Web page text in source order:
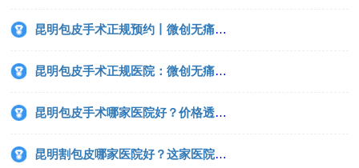
昆明包皮手术正规预约丨微创无痛丨三甲专家当天出院
昆明包皮手术正规医院：微创无痛收费透明专家亲诊
昆明包皮手术哪家医院好？价格透明+恢复快，真实案例曝光！
昆明割包皮哪家医院好？这家医院平价又隐私，当天做当天走！